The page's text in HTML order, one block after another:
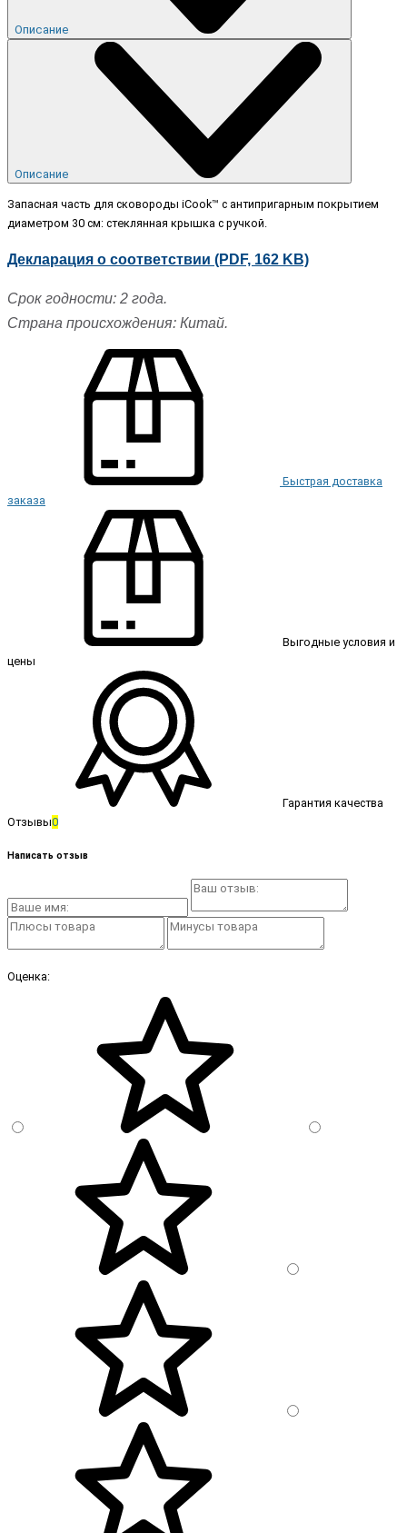
Описание
Описание
Запасная часть для сковороды iCook™ с антипригарным покрытием
диаметром 30 см: стеклянная крышка с ручкой.
Декларация о соответствии (PDF, 162 KB)
Срок годности: 2 года.
Страна происхождения: Китай.
Быстрая доставка
заказа
Выгодные условия и
цены
Гарантия качества
Отзывы0
Написать отзыв
Оценка: